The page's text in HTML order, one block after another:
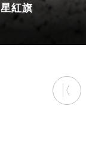
紅旗